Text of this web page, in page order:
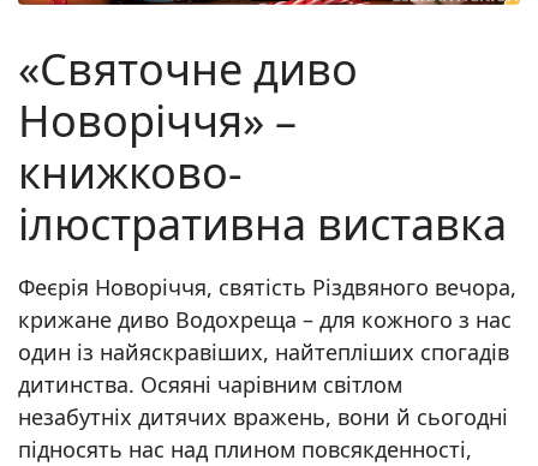
«Святочне диво
Новоріччя» –
книжково-
ілюстративна виставка
Феєрія Новоріччя, святість Різдвяного вечора,
крижане диво Водохреща – для кожного з нас
один із найяскравіших, найтепліших спогадів
дитинства. Осяяні чарівним світлом
незабутніх дитячих вражень, вони й сьогодні
підносять нас над плином повсякденності,